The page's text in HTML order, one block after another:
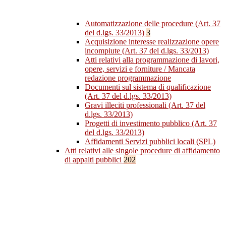
Automatizzazione delle procedure (Art. 37
del d.lgs. 33/2013) 3
Acquisizione interesse realizzazione opere
incompiute (Art. 37 del d.lgs. 33/2013)
Atti relativi alla programmazione di lavori,
opere, servizi e forniture / Mancata
redazione programmazione
Documenti sul sistema di qualificazione
(Art. 37 del d.lgs. 33/2013)
Gravi illeciti professionali (Art. 37 del
d.lgs. 33/2013)
Progetti di investimento pubblico (Art. 37
del d.lgs. 33/2013)
Affidamenti Servizi pubblici locali (SPL)
Atti relativi alle singole procedure di affidamento
di appalti pubblici 202